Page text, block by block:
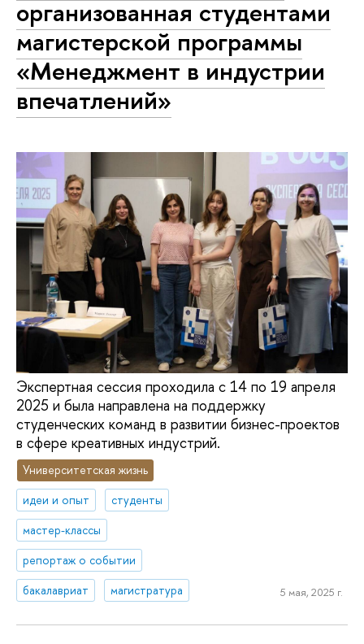
организованная студентами
магистерской программы
«Менеджмент в индустрии
впечатлений»
Экспертная сессия проходила с 14 по 19 апреля
2025 и была направлена на поддержку
студенческих команд в развитии бизнес-проектов
в сфере креативных индустрий.
Университетская жизнь
идеи и опыт
студенты
мастер-классы
репортаж о событии
бакалавриат
магистратура 5 мая, 2025 г.